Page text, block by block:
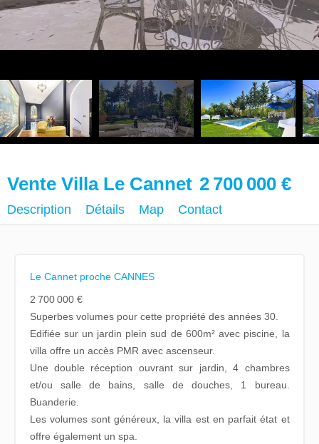
Vente Villa Le Cannet 2 700 000 €
Description Détails Map Contact
Le Cannet proche CANNES
2 700 000 €
Superbes volumes pour cette propriété des années 30.
Edifiée sur un jardin plein sud de 600m² avec piscine, la
villa offre un accès PMR avec ascenseur.
Une double réception ouvrant sur jardin, 4 chambres
et/ou salle de bains, salle de douches, 1 bureau.
Buanderie.
Les volumes sont généreux, la villa est en parfait état et
offre également un spa.